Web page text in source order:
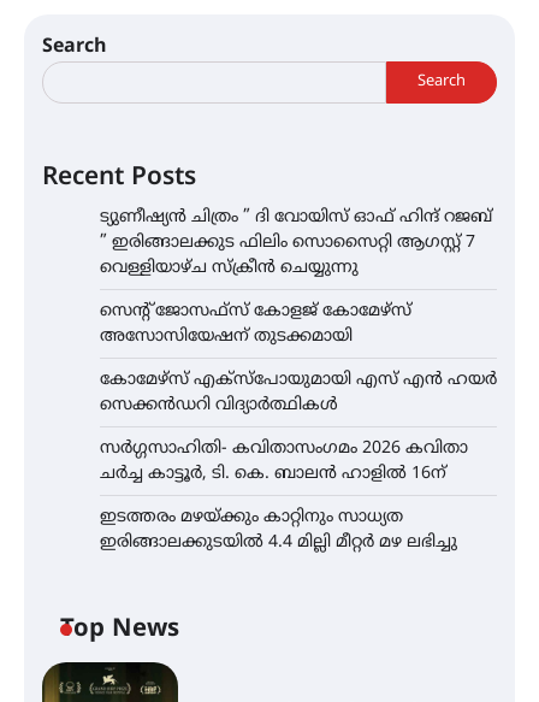
Search
Search
Recent Posts
ട്യുണീഷ്യൻ ചിത്രം ” ദി വോയിസ് ഓഫ് ഹിന്ദ് റജബ്
” ഇരിങ്ങാലക്കുട ഫിലിം സൊസൈറ്റി ആഗസ്റ്റ് 7
വെള്ളിയാഴ്ച സ്‌ക്രീൻ ചെയ്യുന്നു
സെന്റ് ജോസഫ്സ് കോളജ് കോമേഴ്‌സ്
അസോസിയേഷന് തുടക്കമായി
കോമേഴ്സ് എക്സ്പോയുമായി എസ് എൻ ഹയർ
സെക്കൻഡറി വിദ്യാർത്ഥികൾ
സർഗ്ഗസാഹിതി- കവിതാസംഗമം 2026 കവിതാ
ചർച്ച കാട്ടൂർ, ടി. കെ. ബാലൻ ഹാളിൽ 16ന്
ഇടത്തരം മഴയ്ക്കും കാറ്റിനും സാധ്യത
ഇരിങ്ങാലക്കുടയിൽ 4.4 മില്ലി മീറ്റർ മഴ ലഭിച്ചു
Top News